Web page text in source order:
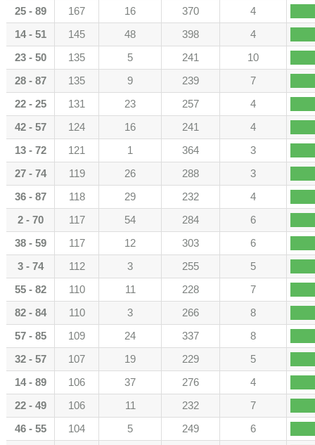
25 - 89 167 16 370
4
14 - 51
145 48 398
4
23 - 50
135 5 241
10
28 - 87
135 9 239
7
22 - 25
131 23 257
4
42 - 57
124 16 241
4
13 - 72
121 1 364
3
27 - 74
119 26 288
3
36 - 87
118 29 232
4
2 - 70
117 54 284
6
38 - 59
117 12 303
6
3 - 74
112 3 255
5
55 - 82
110 11 228
7
82 - 84
110 3 266
8
57 - 85
109 24 337
8
32 - 57
107 19 229
5
14 - 89
106 37 276
4
22 - 49
106 11 232
7
46 - 55
104 5 249
6